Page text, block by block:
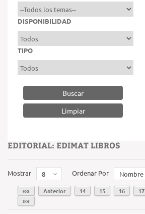
DISPONIBILIDAD
TIPO
Buscar
EDITORIAL: EDIMAT LIBROS
Mostrar 8 Ordenar Por Nombre
«« Anterior 14 15 16 17
»»